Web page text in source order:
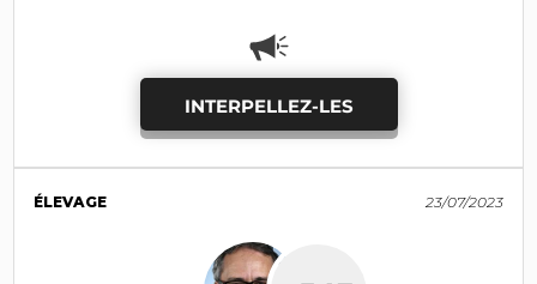
INTERPELLEZ-LES
ÉLEVAGE 23/07/2023